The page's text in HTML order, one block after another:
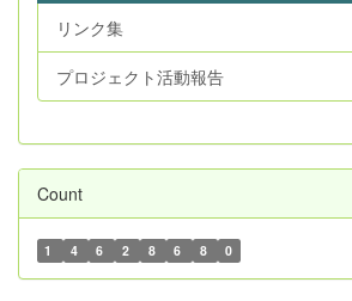
リンク集
プロジェクト活動報告
Count
1 4 6 2 8 6 8 0